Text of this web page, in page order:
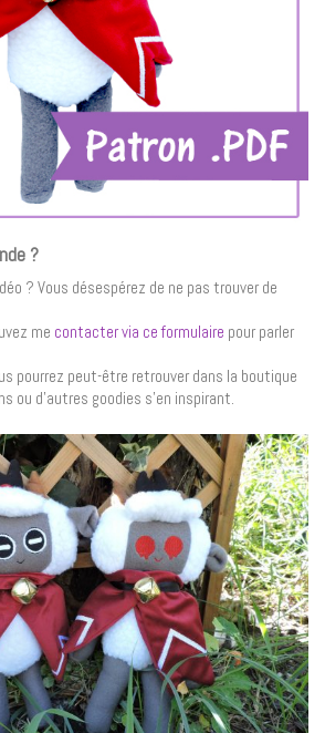
?
? Vous désespérez de ne pas trouver de
me contacter via ce formulaire pour parler
pourrez peut-être retrouver dans la boutique
ou d’autres goodies s’en inspirant.